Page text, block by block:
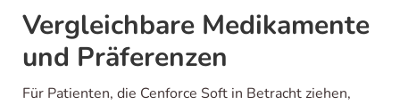
Vergleichbare Medikamente
und Präferenzen
Für Patienten, die Cenforce Soft in Betracht ziehen,